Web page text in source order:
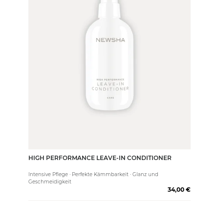
250 ml
HIGH PERFORMANCE LEAVE-IN CONDITIONER
Intensive Pflege · Perfekte Kämmbarkeit · Glanz und
Geschmeidigkeit
34,00 €